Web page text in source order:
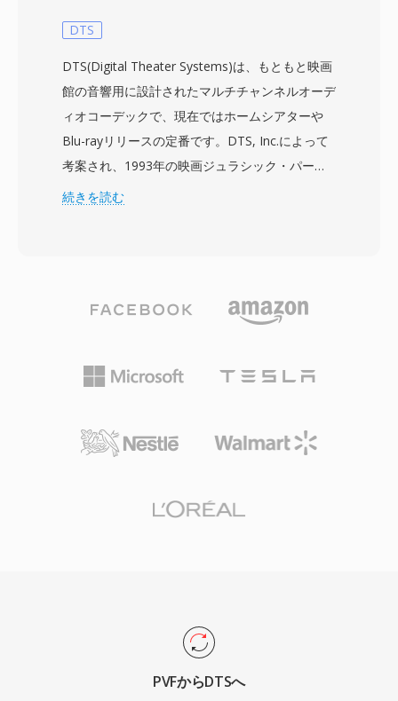
8000 Hzモノの生の符号付き16ビットPCMサン
の形式の主要な強みの一つです — 圧縮がなく人
間が読めるヘッダーにより、PVFファイルは標準
的なUnixツールを使用して簡単に解析、パイプ、
操作できます。8 kHzのレートは電話帯域幅の音
声(300-3400 Hz)のナイキスト要件に一致し、
PVFを音声処理パイプラインの自然な中間形式に
ィアンとリトルエンディアンのシステム間を曖昧
さなく移動できます。SoXオーディオツールキッ
し、最新形式への簡単な変換を可能にしていま
DTS
DTS(Digital Theater Systems)は、もともと映画
館の音響用に設計されたマルチチャンネルオーデ
ィオコーデックで、現在ではホームシアターや
Blu-rayリリースの定番です。DTS, Inc.によって
考案され、1993年の映画ジュラシック・パーク
と共に初めて劇場公開されたこの技術は、通常
ンネルにより高いデータ予算を割り当て、より繊
保存します。この形式はサブバンドADPCMとベ
クトル量子化を組み合わせてオーディオをエンコ
成します。拡張バリアントのDTS-HD Master
加します。主な強みには、AVレシーバー、ゲー
ンドストリーミング向けのサラウンドサウンドコ
ンテンツを扱う方にとって、DTSはスタジオミッ
クスからリビングルームまでの実績ある経路を提
続きを読む
PVFからDTSへ